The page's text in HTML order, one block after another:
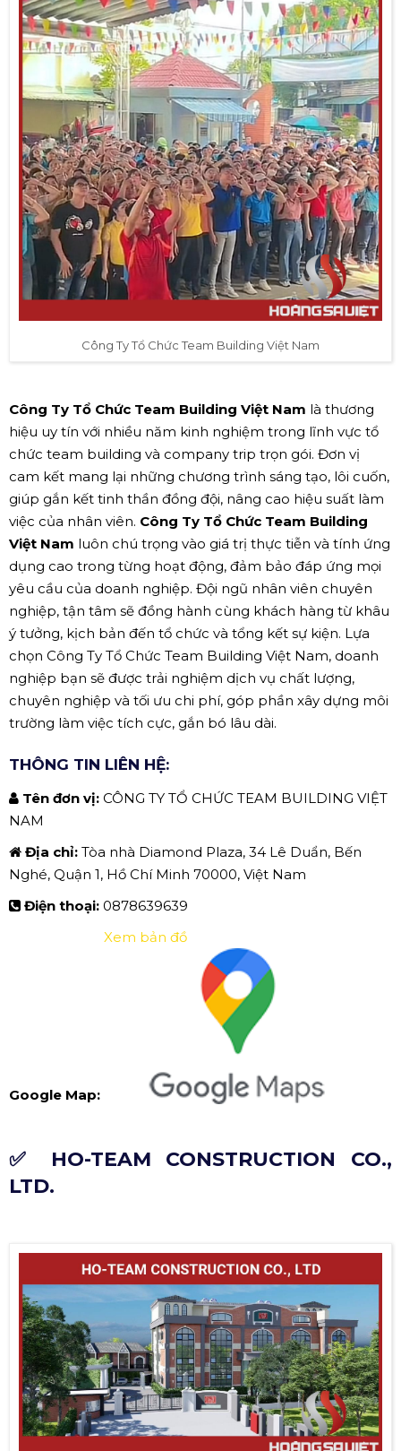
Công Ty Tổ Chức Team Building Việt Nam
Công Ty Tổ Chức Team Building Việt Nam là thương
hiệu uy tín với nhiều năm kinh nghiệm trong lĩnh vực tổ
chức team building và company trip trọn gói. Đơn vị
cam kết mang lại những chương trình sáng tạo, lôi cuốn,
giúp gắn kết tinh thần đồng đội, nâng cao hiệu suất làm
việc của nhân viên. Công Ty Tổ Chức Team Building
Việt Nam luôn chú trọng vào giá trị thực tiễn và tính ứng
dụng cao trong từng hoạt động, đảm bảo đáp ứng mọi
yêu cầu của doanh nghiệp. Đội ngũ nhân viên chuyên
nghiệp, tận tâm sẽ đồng hành cùng khách hàng từ khâu
ý tưởng, kịch bản đến tổ chức và tổng kết sự kiện. Lựa
chọn Công Ty Tổ Chức Team Building Việt Nam, doanh
nghiệp bạn sẽ được trải nghiệm dịch vụ chất lượng,
chuyên nghiệp và tối ưu chi phí, góp phần xây dựng môi
trường làm việc tích cực, gắn bó lâu dài.
THÔNG TIN LIÊN HỆ:
Tên đơn vị: CÔNG TY TỔ CHỨC TEAM BUILDING VIỆT
NAM
Địa chỉ: Tòa nhà Diamond Plaza, 34 Lê Duẩn, Bến
Nghé, Quận 1, Hồ Chí Minh 70000, Việt Nam
Điện thoại: 0878639639
Google Map:
Xem bản đồ
✅ HO-TEAM CONSTRUCTION CO.,
LTD.